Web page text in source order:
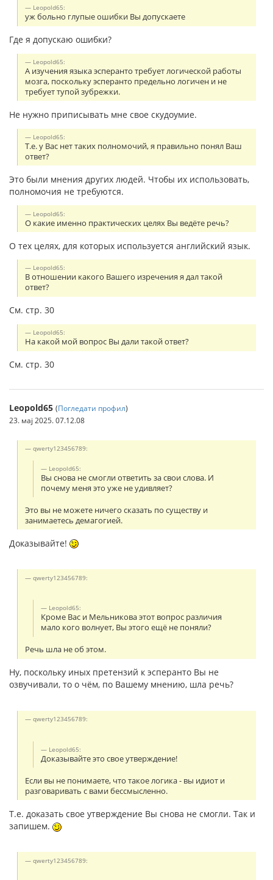
Leopold65:
уж больно глупые ошибки Вы допускаете
Где я допускаю ошибки?
Leopold65:
А изучения языка эсперанто требует логической работы
мозга, поскольку эсперанто предельно логичен и не
требует тупой зубрежки.
Не нужно приписывать мне свое скудоумие.
Leopold65:
Т.е. у Вас нет таких полномочий, я правильно понял Ваш
ответ?
Это были мнения других людей. Чтобы их использовать,
полномочия не требуются.
Leopold65:
О какие именно практических целях Вы ведёте речь?
О тех целях, для которых используется английский язык.
Leopold65:
В отношении какого Вашего изречения я дал такой
ответ?
См. стр. 30
Leopold65:
На какой мой вопрос Вы дали такой ответ?
См. стр. 30
Leopold65 (Погледати профил)
23. мај 2025. 07.12.08
qwerty123456789:
Leopold65:
Вы снова не смогли ответить за свои слова. И
почему меня это уже не удивляет?
Это вы не можете ничего сказать по существу и
занимаетесь демагогией.
Доказывайте!
qwerty123456789:
Leopold65:
Кроме Вас и Мельникова этот вопрос различия
мало кого волнует, Вы этого ещё не поняли?
Речь шла не об этом.
Ну, поскольку иных претензий к эсперанто Вы не
озвучивали, то о чём, по Вашему мнению, шла речь?
qwerty123456789:
Leopold65:
Доказывайте это свое утверждение!
Если вы не понимаете, что такое логика - вы идиот и
разговаривать с вами бессмысленно.
Т.е. доказать свое утверждение Вы снова не смогли. Так и
запишем.
qwerty123456789: